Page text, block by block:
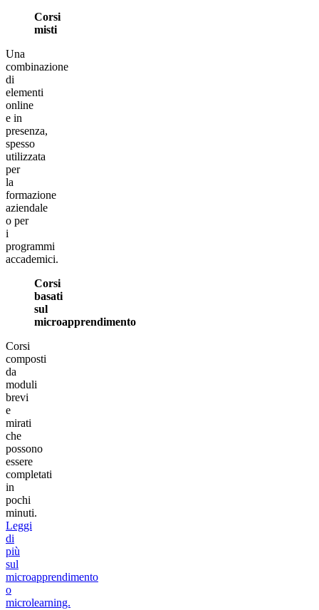
Corsi
misti
Una
combinazione
di
elementi
online
e in
presenza,
spesso
utilizzata
per
la
formazione
aziendale
o per
i
programmi
accademici.
Corsi
basati
sul
microapprendimento
Corsi
composti
da
moduli
brevi
e
mirati
che
possono
essere
completati
in
pochi
minuti.
Leggi
di
più
sul
microapprendimento
o
microlearning.